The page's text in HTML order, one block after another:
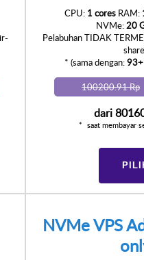
CPU: 1 cores RAM:
NVMe:20
Pelabuhan TIDAK
* (sama dengan:93+
100200.91 Rp
dari
saat membayar
NVMe VPS